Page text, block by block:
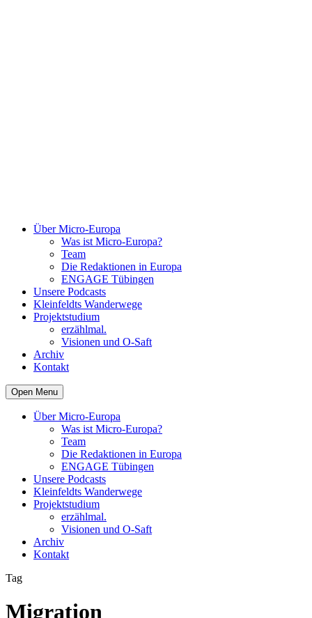
Über Micro-Europa
Was ist Micro-Europa?
Team
Die Redaktionen in Europa
ENGAGE Tübingen
Unsere Podcasts
Kleinfeldts Wanderwege
Projektstudium
erzählmal.
Visionen und O-Saft
Archiv
Kontakt
Open Menu
Über Micro-Europa
Was ist Micro-Europa?
Team
Die Redaktionen in Europa
ENGAGE Tübingen
Unsere Podcasts
Kleinfeldts Wanderwege
Projektstudium
erzählmal.
Visionen und O-Saft
Archiv
Kontakt
Tag
Migration